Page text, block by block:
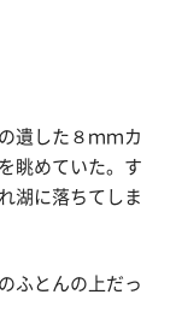
遺した８ｍｍカ
眺めていた。す
湖に落ちてしま
ふとんの上だっ